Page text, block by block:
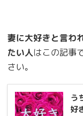
妻に大好きと言わ
たい人はこの記事
さい。
う
好